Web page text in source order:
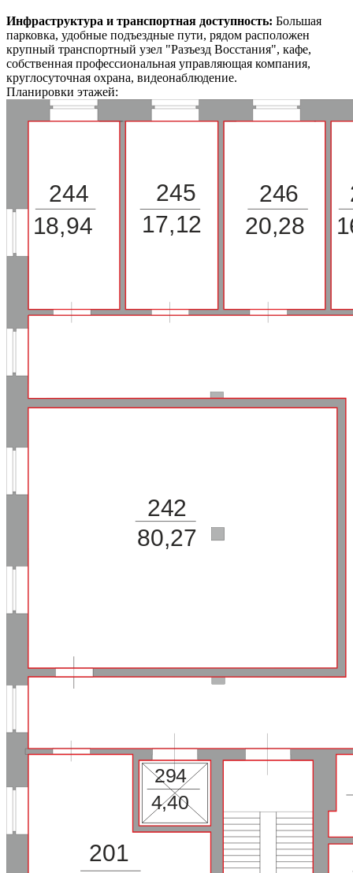
Инфраструктура и транспортная доступность: Большая
парковка, удобные подъездные пути, рядом расположен
крупный транспортный узел "Разъезд Восстания", кафе,
собственная профессиональная управляющая компания,
круглосуточная охрана, видеонаблюдение.
Планировки этажей:
294
242
201
244 245 246
4,40
80,27
18,94 17,12 20,28